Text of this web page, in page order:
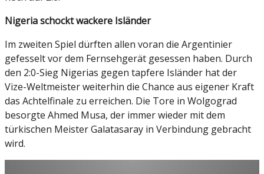
Nigeria schockt wackere Isländer
Im zweiten Spiel dürften allen voran die Argentinier
gefesselt vor dem Fernsehgerät gesessen haben. Durch
den 2:0-Sieg Nigerias gegen tapfere Isländer hat der
Vize-Weltmeister weiterhin die Chance aus eigener Kraft
das Achtelfinale zu erreichen. Die Tore in Wolgograd
besorgte Ahmed Musa, der immer wieder mit dem
türkischen Meister Galatasaray in Verbindung gebracht
wird.